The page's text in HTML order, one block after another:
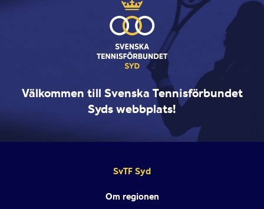
Välkommen till Svenska Tennisförbundet
Syds webbplats!
SvTF Syd
Om regionen